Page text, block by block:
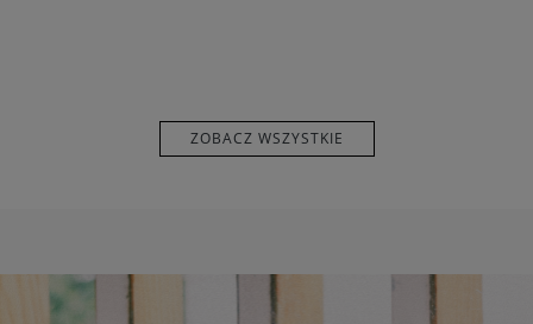
ZOBACZ WSZYSTKIE